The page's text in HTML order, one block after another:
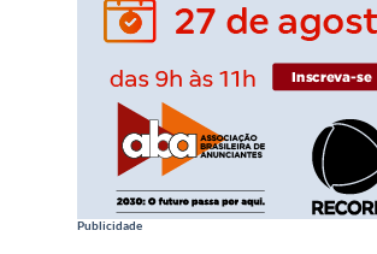
Publicidade